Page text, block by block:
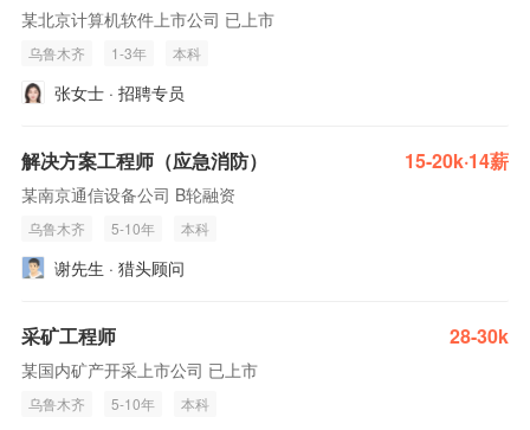
某北京计算机软件上市公司 已上市
乌鲁木齐 1-3年 本科
张女士 · 招聘专员
解决方案工程师（应急消防） 15-20k·14薪
某南京通信设备公司 B轮融资
乌鲁木齐 5-10年 本科
谢先生 · 猎头顾问
采矿工程师 28-30k
某国内矿产开采上市公司 已上市
乌鲁木齐 5-10年 本科